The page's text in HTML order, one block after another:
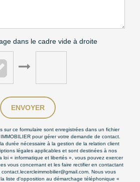
dans le cadre vide à droite
ENVOYER
sur ce formulaire sont enregistrées dans un fichier
pour gérer votre demande de contact.
durée nécessaire à la gestion de la relation client
légales applicables et sont destinées à nos
loi « informatique et libertés », vous pouvez exercer
vous concernant et les faire rectifier en contactant
Nous vous
liste d'opposition au démarchage téléphonique «